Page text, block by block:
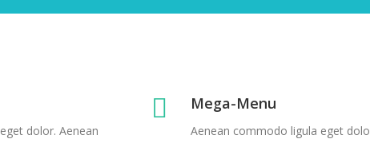
dolor. Aenean
Mega-Menu
Aenean commodo ligula eget